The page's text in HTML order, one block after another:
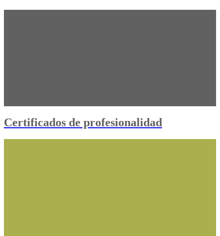
Certificados de profesionalidad